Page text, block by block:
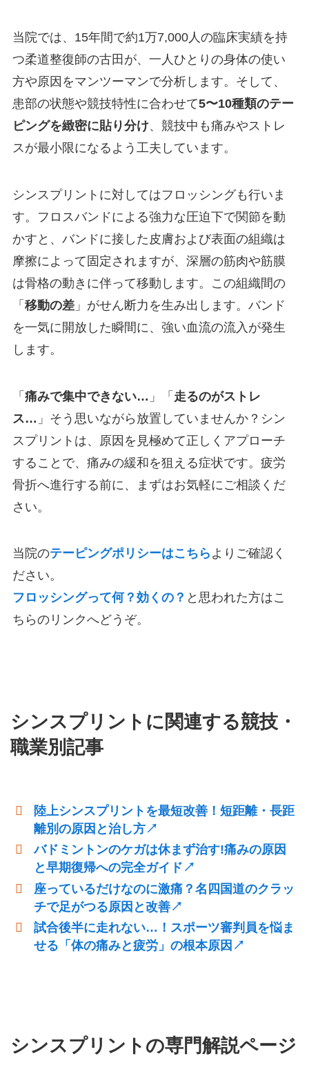
当院では、15年間で約1万7,000人の臨床実績を持
つ柔道整復師の古田が、一人ひとりの身体の使い
方や原因をマンツーマンで分析します。そして、
患部の状態や競技特性に合わせて5〜10種類のテー
ピングを緻密に貼り分け、競技中も痛みやストレ
スが最小限になるよう工夫しています。
シンスプリントに対してはフロッシングも行いま
す。フロスバンドによる強力な圧迫下で関節を動
かすと、バンドに接した皮膚および表面の組織は
摩擦によって固定されますが、深層の筋肉や筋膜
は骨格の動きに伴って移動します。この組織間の
「 移動の差」がせん断力を生み出します。バンド
を一気に開放した瞬間に、強い血流の流入が発生
します。
「 痛みで集中できない… 」「 走るのがストレ
ス… 」そう思いながら放置していませんか？シン
スプリントは、原因を見極めて正しくアプローチ
することで、痛みの緩和を狙える症状です。疲労
骨折へ進行する前に、まずはお気軽にご相談くだ
さい。
当院のテーピングポリシーはこちら よりご確認く
ださい。
フロッシングって何？効くの？ と思われた方はこ
ちらのリンクへどうぞ。
シンスプリントに関連する競技・
職業別記事
陸上シンスプリントを最短改善！短距離・長距
離別の原因と治し方↗
バドミントンのケガは休まず治す!痛みの原因
と早期復帰への完全ガイド↗
座っているだけなのに激痛？名四国道のクラッ
チで足がつる原因と改善↗
試合後半に走れない…！スポーツ審判員を悩ま
せる「体の痛みと疲労」の根本原因↗
シンスプリントの専門解説ページ